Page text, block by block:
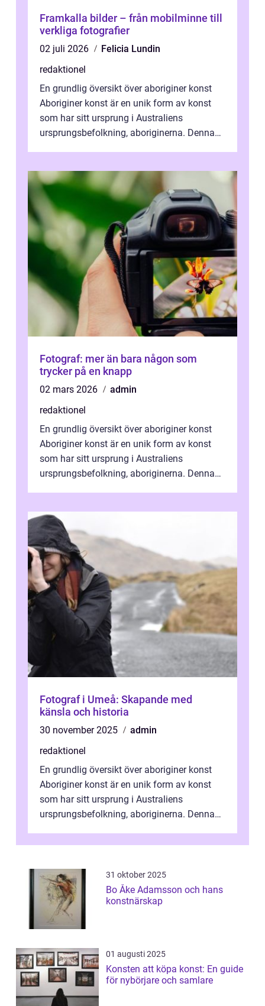
Framkalla bilder – från mobilminne till
verkliga fotografier
02 juli 2026
Felicia Lundin
redaktionel
En grundlig översikt över aboriginer konst
Aboriginer konst är en unik form av konst
som har sitt ursprung i Australiens
ursprungsbefolkning, aboriginerna. Denna
Fotograf: mer än bara någon som
trycker på en knapp
02 mars 2026
admin
redaktionel
En grundlig översikt över aboriginer konst
Aboriginer konst är en unik form av konst
som har sitt ursprung i Australiens
ursprungsbefolkning, aboriginerna. Denna
Fotograf i Umeå: Skapande med
känsla och historia
30 november 2025
admin
redaktionel
En grundlig översikt över aboriginer konst
Aboriginer konst är en unik form av konst
som har sitt ursprung i Australiens
ursprungsbefolkning, aboriginerna. Denna
31 oktober 2025
Bo Åke Adamsson och hans
konstnärskap
01 augusti 2025
Konsten att köpa konst: En guide
för nybörjare och samlare